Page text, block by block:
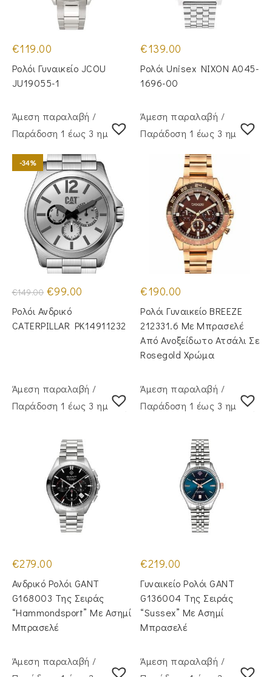
€119.00
Ρολόι Γυναικείο JCOU
JU19055-1
€139.00
Ρολόι Unisex NIXON A045-
1696-00
Άμεση παραλαβή /
Παράδoση 1 έως 3 ημέρες
-34%
€149.00 Original
price
was:
€149.00.
€99.00
€99.00.
Ρολόι Ανδρικό
CATERPILLAR PK14911232
Άμεση παραλαβή /
Παράδoση 1 έως 3 ημέρες
€190.00
Ρολόι Γυναικείο BREEZE
212331.6 Με Μπρασελέ
Από Ανοξείδωτο Ατσάλι Σε
Rosegold Χρώμα
Άμεση παραλαβή /
Παράδoση 1 έως 3 ημέρες
€279.00
Ανδρικό Ρολόι GANT
G168003 Της Σειράς
“Hammondsport” Με Ασημί
Μπρασελέ
Άμεση παραλαβή /
Παράδoση 1 έως 3 ημέρες
€219.00
Γυναικείο Ρολόι GANT
G136004 Της Σειράς
“Sussex” Με Ασημί
Μπρασελέ
Άμεση παραλαβή /
Άμεση παραλαβή /